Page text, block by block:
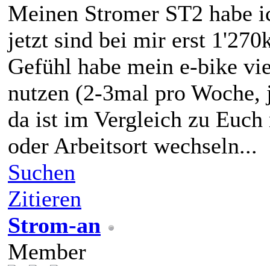
Meinen Stromer ST2 habe
jetzt sind bei mir erst
Gefühl habe mein e-bike
nutzen (2-3mal pro
da ist im Vergleich zu
oder Arbeitsort wechseln...
Suchen
Zitieren
Strom-an
Member